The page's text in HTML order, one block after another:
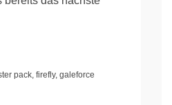
pack, firefly, galeforce